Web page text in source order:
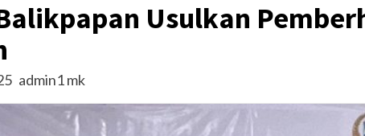
Usulkan
admin1 mk